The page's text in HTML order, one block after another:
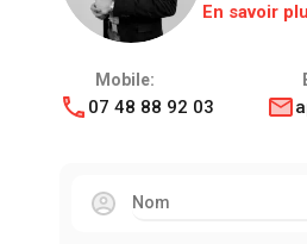
En savoir
Mobile:
07 48 88 92 03